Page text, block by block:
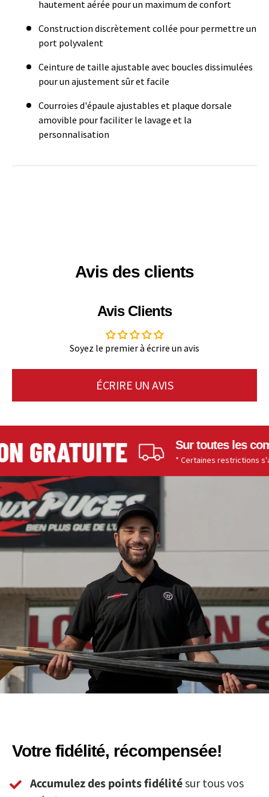
hautement aérée pour un maximum de confort
Construction discrètement collée pour permettre un
port polyvalent
Ceinture de taille ajustable avec boucles dissimulées
pour un ajustement sûr et facile
Courroies d'épaule ajustables et plaque dorsale
amovible pour faciliter le lavage et la
personnalisation
Avis des clients
Avis Clients
Soyez le premier à écrire un avis
ÉCRIRE UN AVIS
GRATUITE Sur toutes les
* Certaines restrictions
Votre fidélité, récompensée!
Accumulez des points fidélitésur tous vos